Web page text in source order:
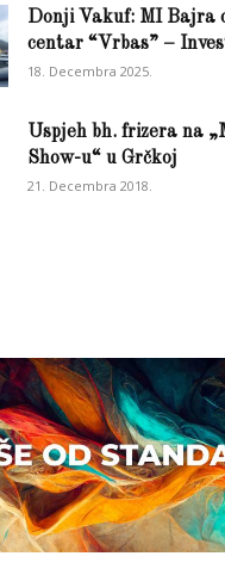
Donji Vakuf: MI Bajra
centar “Vrbas” –
18. Decembra 2025.
Uspjeh bh. frizera na
Show-u“ u Grčkoj
21. Decembra 2018.